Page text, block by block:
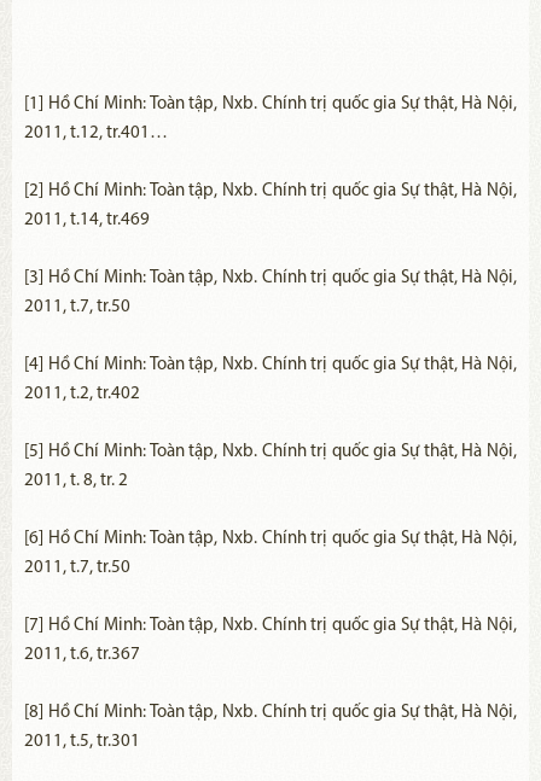
[1] Hồ Chí Minh: Toàn tập, Nxb. Chính trị quốc gia Sự thật, Hà Nội,
2011, t.12, tr.401…
[2] Hồ Chí Minh: Toàn tập, Nxb. Chính trị quốc gia Sự thật, Hà Nội,
2011, t.14, tr.469
[3] Hồ Chí Minh: Toàn tập, Nxb. Chính trị quốc gia Sự thật, Hà Nội,
2011, t.7, tr.50
[4] Hồ Chí Minh: Toàn tập, Nxb. Chính trị quốc gia Sự thật, Hà Nội,
2011, t.2, tr.402
[5] Hồ Chí Minh: Toàn tập, Nxb. Chính trị quốc gia Sự thật, Hà Nội,
2011, t. 8, tr. 2
[6] Hồ Chí Minh: Toàn tập, Nxb. Chính trị quốc gia Sự thật, Hà Nội,
2011, t.7, tr.50
[7] Hồ Chí Minh: Toàn tập, Nxb. Chính trị quốc gia Sự thật, Hà Nội,
2011, t.6, tr.367
[8] Hồ Chí Minh: Toàn tập, Nxb. Chính trị quốc gia Sự thật, Hà Nội,
2011, t.5, tr.301